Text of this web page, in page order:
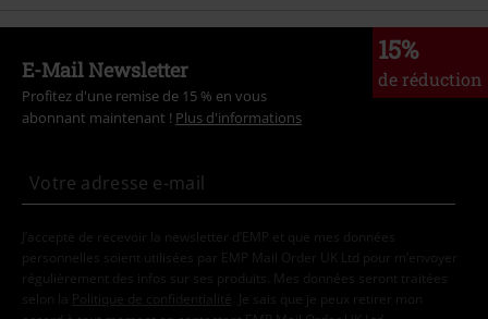
15%
de réduction
E-Mail Newsletter
Profitez d'une remise de 15 % en vous
abonnant maintenant ! Plus d'informations
J’accepte de recevoir la newsletter d’EMP et que mes données
personnelles soient utilisées par EMP Mail Order UK Ltd pour m’envoyer
régulièrement des infos sur ses produits. Mes données seront traitées
selon la
Politique de confidentialité . Je sais que je peux retirer mon